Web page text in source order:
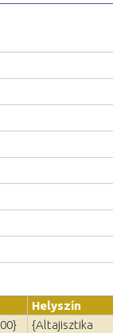
Helyszín
{Altajisztika